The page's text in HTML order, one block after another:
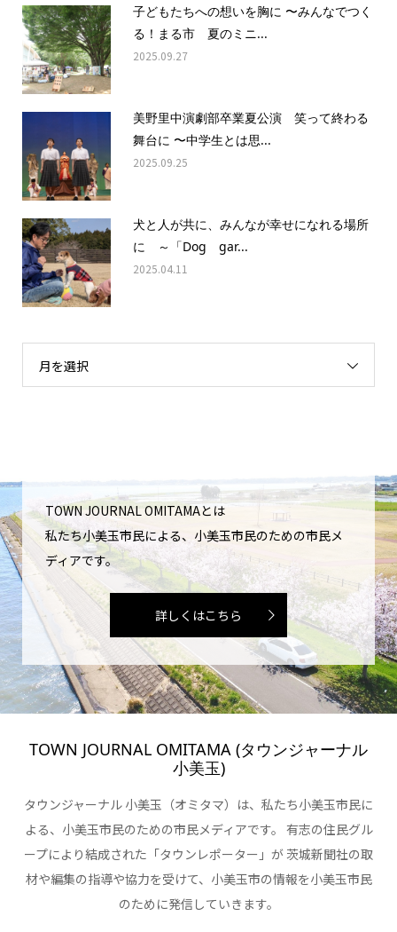
子どもたちへの想いを胸に 〜みんなでつく
る！まる市 夏のミニ...
2025.09.27
美野里中演劇部卒業夏公演 笑って終わる
舞台に 〜中学生とは思...
2025.09.25
犬と人が共に、みんなが幸せになれる場所
に ～「Dog gar...
2025.04.11
月を選択
TOWN JOURNAL OMITAMAとは
私たち小美玉市民による、小美玉市民のための市民メ
ディアです。
詳しくはこちら
TOWN JOURNAL OMITAMA (タウンジャーナル
小美玉)
タウンジャーナル 小美玉（オミタマ）は、私たち小美玉市民に
よる、小美玉市民のための市民メディアです。 有志の住民グル
ープにより結成された「タウンレポーター」が 茨城新聞社の取
材や編集の指導や協力を受けて、小美玉市の情報を小美玉市民
のために発信していきます。